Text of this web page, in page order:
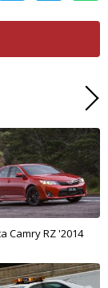
Camry RZ '2014